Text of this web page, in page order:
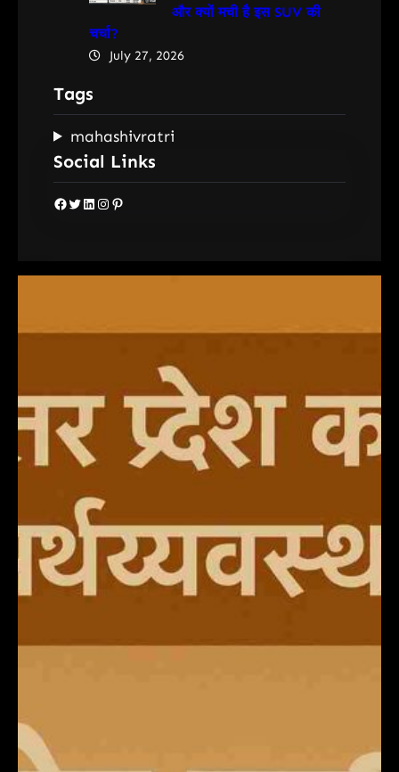
और क्यों मची है इस SUV की
चर्चा?
July 27, 2026
Tags
mahashivratri
Social Links
Facebook Twitter LinkedIn Instagram Pinterest